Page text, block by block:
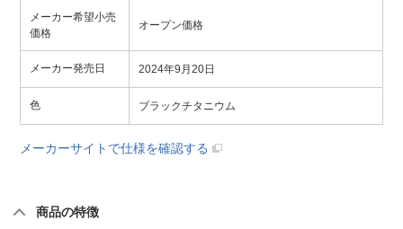
メーカー希望小売
価格
オープン価格
メーカー発売日 2024年9月20日
色 ブラックチタニウム
メーカーサイトで仕様を確認する
商品の特徴